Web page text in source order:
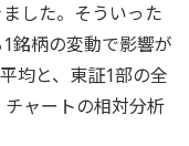
した。そういった
銘柄の変動で影響が
均と、東証1部の全
ャートの相対分析